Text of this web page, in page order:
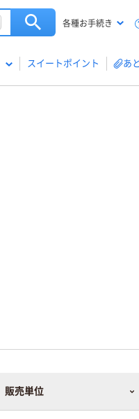
各種お手続き
スイートポイント あ
販売単位